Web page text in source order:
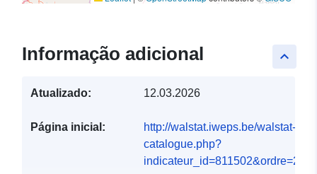
keyboard_arrow_up
Informação adicional
Atualizado: 12.03.2026
Página inicial:
http://walstat.iweps.be/walstat-
catalogue.php?
indicateur_id=811502&ordre=2#